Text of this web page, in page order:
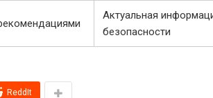
Актуальная
безопасности
ReddIt